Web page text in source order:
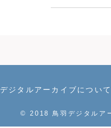
デジタルアーカイブについて
© 2018 鳥羽デジタルア